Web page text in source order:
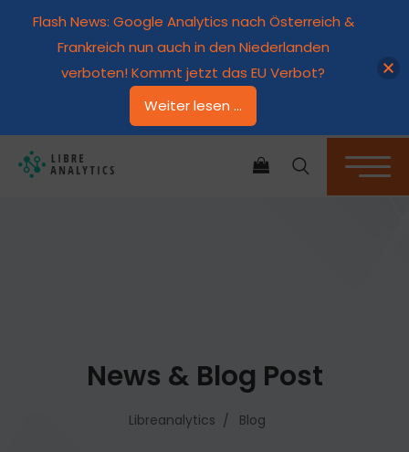
News & Blog Post
Libreanalytics Blog
Flash News: Google Analytics nach Österreich &
Frankreich nun auch in den Niederlanden
verboten! Kommt jetzt das EU Verbot?
Weiter lesen ...